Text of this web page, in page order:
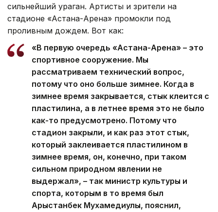
сильнейший ураган. Артисты и зрители на
стадионе «Астана-Арена» промокли под
проливным дождем. Вот как:
«В первую очередь «Астана-Арена» – это
спортивное сооружение. Мы
рассматриваем технический вопрос,
потому что оно больше зимнее. Когда в
зимнее время закрывается, стык клеится с
пластилина, а в летнее время это не было
как-то предусмотрено. Потому что
стадион закрыли, и как раз этот стык,
который заклеивается пластилином в
зимнее время, он, конечно, при таком
сильном природном явлении не
выдержал», – так министр культуры и
спорта, которым в то время был
Арыстанбек Мухамедиулы, пояснил,